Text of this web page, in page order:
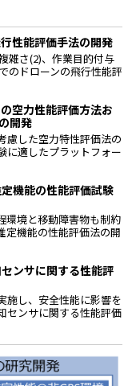
性能評価手法の開発
雑さ(2)、作業目的付与
のドローンの飛行性能評
空力性能評価方法お
開発
慮した空力特性評価法の
に適したプラットフォー
機能の性能評価試験
環境と移動障害物も制約
定機能の性能評価法の開
ンサに関する性能評
施し、安全性能に影響を
センサに関する性能評価